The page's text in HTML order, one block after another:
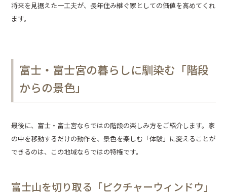
将来を見据えた一工夫が、長年住み継ぐ家としての価値を高めてくれ
ます。
富士・富士宮の暮らしに馴染む「階段
からの景色」
最後に、富士・富士宮ならではの階段の楽しみ方をご紹介します。家
の中を移動するだけの動作を、景色を楽しむ「体験」に変えることが
できるのは、この地域ならではの特権です。
富士山を切り取る「ピクチャーウィンドウ」